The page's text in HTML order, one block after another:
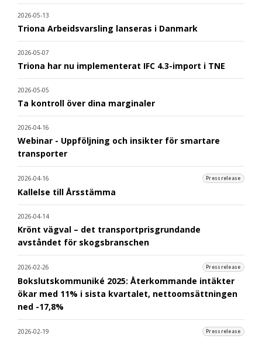
2026-05-13
Triona Arbeidsvarsling lanseras i Danmark
2026-05-07
Triona har nu implementerat IFC 4.3-import i TNE
2026-05-05
Ta kontroll över dina marginaler
2026-04-16
Webinar - Uppföljning och insikter för smartare
transporter
2026-04-16 Pressrelease
Kallelse till Årsstämma
2026-04-14
Krönt vägval – det transportprisgrundande
avståndet för skogsbranschen
2026-02-26 Pressrelease
Bokslutskommuniké 2025: Återkommande intäkter
ökar med 11% i sista kvartalet, nettoomsättningen
ned -17,8%
2026-02-19 Pressrelease